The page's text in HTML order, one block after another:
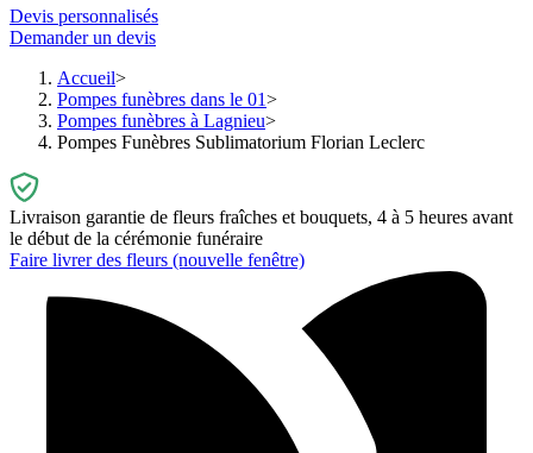
Devis personnalisés
Demander un devis
Accueil
Pompes funèbres dans le 01
Pompes funèbres à Lagnieu
Pompes Funèbres Sublimatorium Florian Leclerc
Livraison garantie de fleurs fraîches et bouquets, 4 à 5 heures avant
le début de la cérémonie funéraire
Faire livrer des fleurs (nouvelle fenêtre)